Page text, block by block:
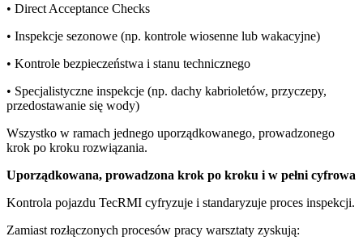
• Direct Acceptance Checks
• Inspekcje sezonowe (np. kontrole wiosenne lub wakacyjne)
• Kontrole bezpieczeństwa i stanu technicznego
• Specjalistyczne inspekcje (np. dachy kabrioletów, przyczepy,
przedostawanie się wody)
Wszystko w ramach jednego uporządkowanego, prowadzonego
krok po kroku rozwiązania.
Uporządkowana, prowadzona krok po kroku i w pełni cyfrowa
Kontrola pojazdu TecRMI cyfryzuje i standaryzuje proces inspekcji.
Zamiast rozłączonych procesów pracy warsztaty zyskują: